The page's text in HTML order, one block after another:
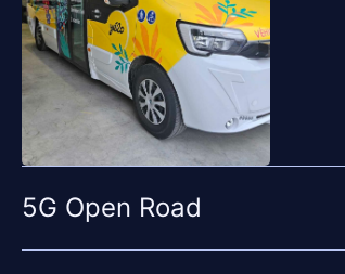
5G Open Road